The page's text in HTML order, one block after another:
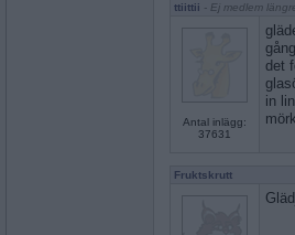
ttiittii - Ej medlem
Antal inlägg:
37631
det
in
Fruktskrutt